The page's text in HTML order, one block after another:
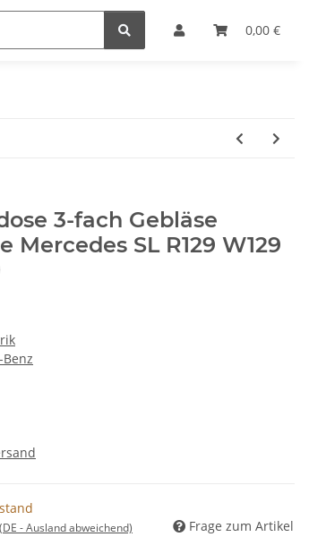
0,00 €
3-fach Gebläse
Mercedes SL R129 W129
(DE - Ausland abweichend) Frage zum Artikel